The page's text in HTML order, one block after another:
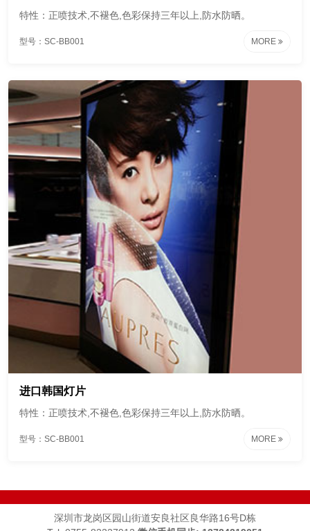
特性：正喷技术,不褪色,色彩保持三年以上,防水防晒。
型号：SC-BB001 MORE
进口韩国灯片
特性：正喷技术,不褪色,色彩保持三年以上,防水防晒。
型号：SC-BB001 MORE
深圳市龙岗区园山街道安良社区良华路16号D栋